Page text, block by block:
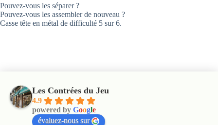
Pouvez-vous les séparer ?
Pouvez-vous les assembler de nouveau ?
Casse tête en métal de difficulté 5 sur 6.
Les Contrées du Jeu
4.9
powered by Google
évaluez-nous sur